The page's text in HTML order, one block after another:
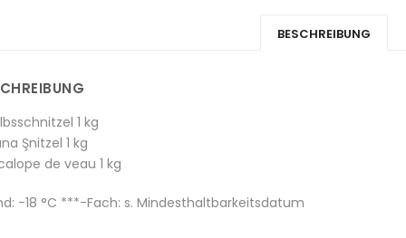
BESCHREIBUNG
1 kg
Şnitzel 1 kg
de veau 1 kg
-18 °C ***-Fach: s. Mindesthaltbarkeitsdatum